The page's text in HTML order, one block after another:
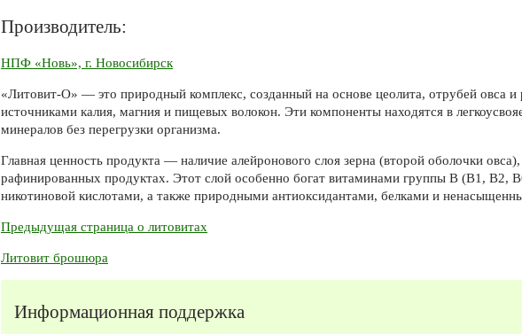
Производитель:
НПФ «Новь», г. Новосибирск
«Литовит-О» — это природный комплекс, созданный на основе цеолита, отрубей овса
источниками калия, магния и пищевых волокон. Эти компоненты находятся в
минералов без перегрузки организма.
Главная ценность продукта — наличие алейронового слоя зерна (второй оболочки
рафинированных продуктах. Этот слой особенно богат витаминами группы B (В1, В2,
никотиновой кислотами, а также природными антиоксидантами, белками и
Предыдущая страница о литовитах
Литовит брошюра
Информационная поддержка